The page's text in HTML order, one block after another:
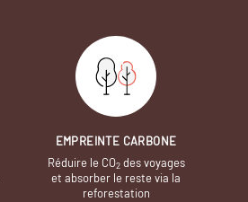
EMPREINTE CARBONE
Réduire le CO2des voyages
et absorber le reste via la
reforestation